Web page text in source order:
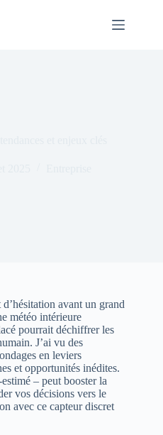
avant un grand
météo intérieure
pourrait déchiffrer les
J’ai vu des
en leviers
et opportunités inédites.
– peut booster la
vos décisions vers le
avec ce capteur discret